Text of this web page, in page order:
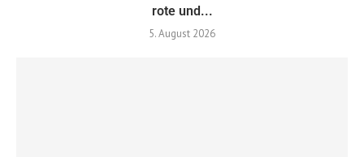
rote und...
5. August 2026